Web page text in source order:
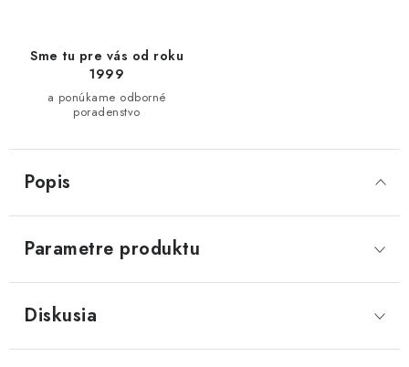
Sme tu pre vás od roku
1999
a ponúkame odborné
poradenstvo
Popis
Parametre produktu
Diskusia